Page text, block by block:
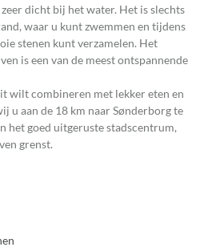
dicht bij het water. Het is slechts
waar u kunt zwemmen en tijdens
stenen kunt verzamelen. Het
is een van de meest ontspannende
wilt combineren met lekker eten en
u aan de 18 km naar Sønderborg te
het goed uitgeruste stadscentrum,
grenst.